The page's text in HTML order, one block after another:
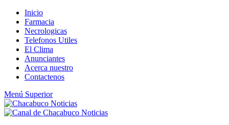
Saltar
contenido
Inicio
Farmacia
Necrologicas
Telefonos Utiles
El Clima
Anunciantes
Acerca nuestro
Contactenos
Menú Superior